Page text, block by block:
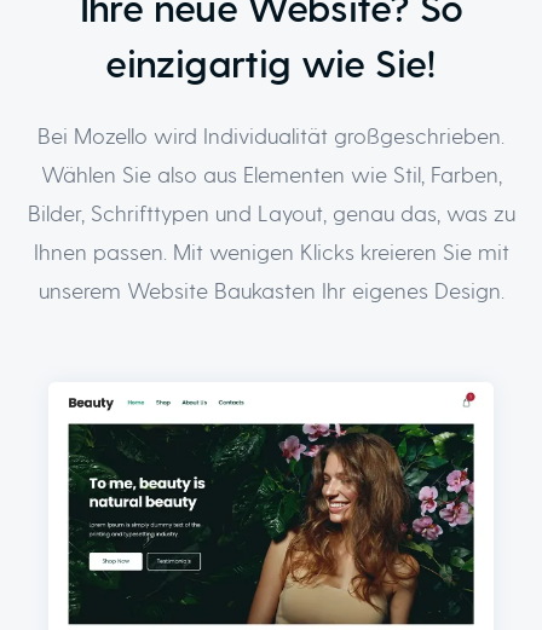
einzigartig wie Sie!
Bei Mozello wird Individualität großgeschrieben.
Wählen Sie also aus Elementen wie Stil, Farben,
Bilder, Schrifttypen und Layout, genau das, was zu
Ihnen passen. Mit wenigen Klicks kreieren Sie mit
unserem Website Baukasten Ihr eigenes Design.